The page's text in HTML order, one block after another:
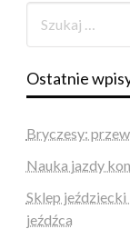
Ostatnie
Bryczesy:
Nauka jazdy
Sklep
jeźdźca